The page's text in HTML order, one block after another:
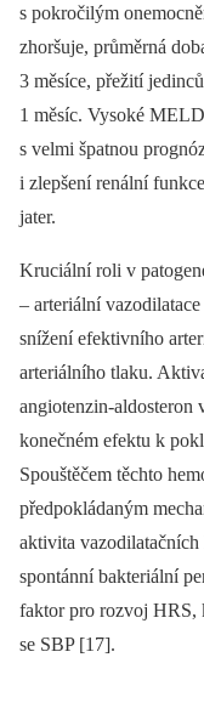
s pokročilým
zhoršuje, průměrná
3 měsíce, přežití
1 měsíc. Vysoké
s velmi špatnou
i zlepšení renální
jater.
Kruciální roli v
–⁠ arteriální
snížení efektivního
arteriálního tlaku.
angiotenzin-aldosteron
konečném efektu k
Spouštěčem těchto
předpokládaným
aktivita
spontánní bakteriální
faktor pro rozvoj HRS,
se SBP [17].